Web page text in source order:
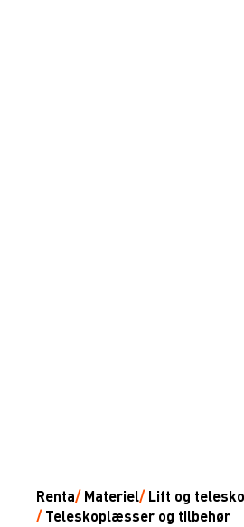
Renta/ Materiel/ Lift og
/ Teleskoplæsser og tilbehør